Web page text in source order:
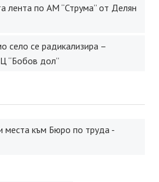
лента по АМ “Струма” от Делян
село се радикализира –
“Бобов дол”
места към Бюро по труда -